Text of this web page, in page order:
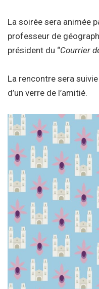
La soirée sera animée
professeur de
président du “Courrier
La rencontre sera
d’un verre de l’amitié.